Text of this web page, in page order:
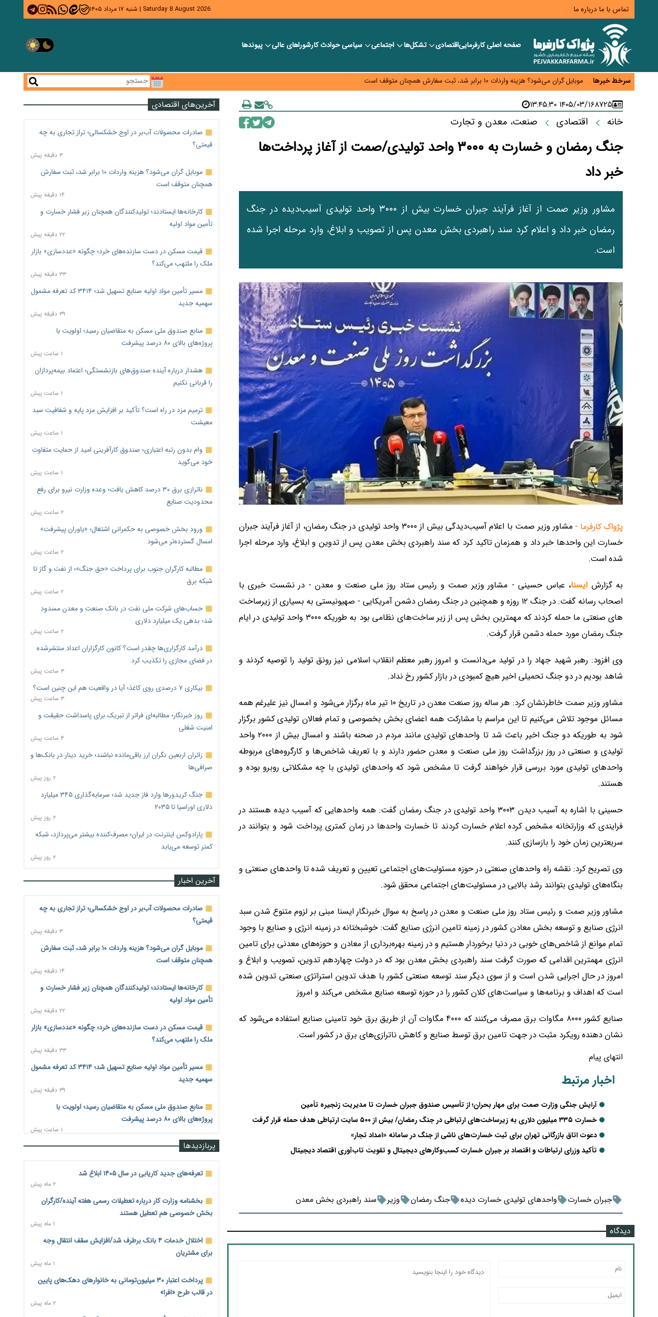
تماس با ما درباره ما Saturday 8 August 2026
| شنبه ۱۷ مرداد ۱۴۰۵
صفحه اصلیکارفرماییاقتصادی تشکل‌ها اجتماعی سیاسیحوادث کارشورا‎های عالی پیوندها
سرخط خبرها
صادرات محصولات آب‌بر در اوج خشکسالی؛ تراز تجاری به چه قیمتی؟
موبایل گران می‌شود؟ هزینه واردات ۱۰ برابر شد، ثبت سفارش همچنان متوقف است
کارخانه‌ها ایستادند؛ تولیدکنندگان همچنان زیر فشار خسارت و تأمین مواد اولیه
قیمت مسکن در دست سازنده‌های خرد؛ چگونه «عددسازی» بازار ملک را ملتهب می‌کند؟
مسیر تأمین مواد اولیه صنایع تسهیل شد؛ ۳۴۱۴ کد تعرفه مشمول سهمیه جدید
۸۷۲۵۱۴۰۵/۰۳/۱۶ ۱۳:۴۵:۳۰
خانه اقتصادی صنعت، معدن و تجارت
جنگ رمضان و خسارت به ۳۰۰۰ واحد تولیدی/صمت از آغاز پرداخت‌ها
خبر داد
مشاور وزیر صمت از آغاز فرآیند جبران خسارت بیش از ۳۰۰۰ واحد تولیدی آسیب‌دیده در جنگ
رمضان خبر داد و اعلام کرد سند راهبردی بخش معدن پس از تصویب و ابلاغ، وارد مرحله اجرا شده
است.
پژواک کارفرما -
مشاور وزیر صمت با اعلام آسیب‌دیدگی بیش از ۳۰۰۰ واحد تولیدی در جنگ رمضان، از آغاز فرآیند جبران
خسارت این واحدها خبر داد و همزمان تاکید کرد که سند راهبردی بخش معدن پس از تدوین و ابلاغ، وارد مرحله اجرا
شده است.
به گزارش ایسنا، عباس حسینی - مشاور وزیر صمت و رئیس ستاد روز ملی صنعت و معدن - در نشست خبری با
اصحاب رسانه گفت: در جنگ ۱۲ روزه و همچنین در جنگ رمضان دشمن آمریکایی - صهیونیستی به بسیاری از زیرساخت
های صنعتی ما حمله کردند که مهمترین بخش پس از زیر ساخت‌های نظامی بود به طوریکه ۳۰۰۰ واحد تولیدی در ایام
جنگ رمضان مورد حمله دشمن قرار گرفت.
وی افزود: رهبر شهید جهاد را در تولید می‌دانست و امروز رهبر معظم انقلاب اسلامی نیز رونق تولید را توصیه کردند و
شاهد بودیم در دو جنگ تحمیلی اخیر هیچ کمبودی در بازار کشور رخ نداد.
مشاور وزیر صمت خاطرنشان کرد: هر ساله روز صنعت معدن در تاریخ ۱۰ تیر ماه برگزار می‌شود و امسال نیز علیرغم همه
مسائل موجود تلاش می‌کنیم تا این مراسم با مشارکت همه اعضای بخش بخصوصی و تمام فعالان تولیدی کشور برگزار
شود به طوریکه دو جنگ اخیر باعث شد تا واحدهای تولیدی مانند مردم در صحنه باشند و امسال بیش از ۲۰۰۰ واحد
تولیدی و صنعتی در روز بزرگداشت روز ملی صنعت و معدن حضور دارند و با تعریف شاخص‌ها و کارگروه‌های مربوطه
واحدهای تولیدی مورد بررسی قرار خواهند گرفت تا مشخص شود که واحدهای تولیدی با چه مشکلاتی روبرو بوده و
هستند.
حسینی با اشاره به آسیب دیدن ۳۰۰۳ واحد تولیدی در جنگ رمضان گفت: همه واحدهایی که آسیب دیده هستند در
فرایندی که وزارتخانه مشخص کرده اعلام خسارت کردند تا خسارت واحدها در زمان کمتری پرداخت شود و بتوانند در
سریعترین زمان خود را بازسازی کنند.
وی تصریح کرد: نقشه راه واحدهای صنعتی در حوزه مسئولیت‌های اجتماعی تعیین و تعریف شده تا واحدهای صنعتی و
بنگاه‌های تولیدی بتوانند رشد بالایی در مسئولیت‌های اجتماعی محقق شود.
مشاور وزیر صمت و رئیس ستاد روز ملی صنعت و معدن در پاسخ به سوال خبرنگار ایسنا مبنی بر لزوم متنوع شدن سبد
انرژی صنایع و توسعه بخش معادن کشور در زمینه تامین انرژی صنایع گفت: خوشبختانه در زمینه انرژی و صنایع با وجود
تمام موانع از شاخص‌های خوبی در دنیا برخوردار هستیم و در زمینه بهره‌برداری از معادن و حوزه‌های معدنی برای تامین
انرژی مهمترین اقدامی که صورت گرفت سند راهبردی بخش معدن بود که در دولت چهاردهم تدوین، تصویب و ابلاغ و
امروز در حال اجرایی شدن است و از سوی دیگر سند توسعه صنعتی کشور با هدف تدوین استراتژی صنعتی تدوین شده
است که اهداف و برنامه‌ها و سیاست‌های کلان کشور را در حوزه توسعه صنایع مشخص می‌کند و امروز
صنایع کشور ۸۰۰۰ مگاوات برق مصرف می‌کنند که ۴۰۰۰ مگاوات آن از طریق برق خود تامینی صنایع استفاده می‌شود که
نشان دهنده رویکرد مثبت در جهت تامین برق توسط صنایع و کاهش ناترازی‌های برق در کشور است.
انتهای پیام
اخبار مرتبط
آرایش جنگی وزارت صمت برای مهار بحران؛ از تأسیس صندوق جبران خسارت تا مدیریت زنجیره تأمین
خسارت ۳۳۵ میلیون دلاری به زیرساخت‌های ارتباطی در جنگ رمضان/ بیش از ۵۰۰ سایت ارتباطی هدف حمله قرار گرفت
دعوت اتاق بازرگانی تهران برای ثبت خسارت‌های ناشی از جنگ در سامانه «امداد تجار»
تأکید وزرای ارتباطات و اقتصاد بر جبران خسارت کسب‌وکارهای دیجیتال و تقویت تاب‌آوری اقتصاد دیجیتال
جبران خسارت واحدهای تولیدی خسارت دیده جنگ رمضان وزیر سند راهبردی بخش معدن
دیدگاه
آخرین‌های اقتصادی
صادرات محصولات آب‌بر در اوج خشکسالی؛ تراز تجاری به چه
قیمتی؟
۳ دقیقه پیش
موبایل گران می‌شود؟ هزینه واردات ۱۰ برابر شد، ثبت سفارش
همچنان متوقف است
۱۴ دقیقه پیش
کارخانه‌ها ایستادند؛ تولیدکنندگان همچنان زیر فشار خسارت و
تأمین مواد اولیه
۲۲ دقیقه پیش
قیمت مسکن در دست سازنده‌های خرد؛ چگونه «عددسازی» بازار
ملک را ملتهب می‌کند؟
۳۳ دقیقه پیش
مسیر تأمین مواد اولیه صنایع تسهیل شد؛ ۳۴۱۴ کد تعرفه مشمول
سهمیه جدید
۳۹ دقیقه پیش
منابع صندوق ملی مسکن به متقاضیان رسید؛ اولویت با
پروژه‌های بالای ۸۰ درصد پیشرفت
۱ ساعت پیش
هشدار درباره آینده صندوق‌های بازنشستگی؛ اعتماد بیمه‌پردازان
را قربانی نکنیم
۱ ساعت پیش
ترمیم مزد در راه است؟ تأکید بر افزایش مزد پایه و شفافیت سبد
معیشت
۱ ساعت پیش
وام بدون رتبه اعتباری؛ صندوق کارآفرینی امید از حمایت متفاوت
خود می‌گوید
۱ ساعت پیش
ناترازی برق ۳۰ درصد کاهش یافت؛ وعده وزارت نیرو برای رفع
محدودیت صنایع
۲ ساعت پیش
ورود بخش خصوصی به حکمرانی اشتغال؛ «یاوران پیشرفت»
امسال گسترده‌تر می‌شود
۲ ساعت پیش
مطالبه کارگران جنوب برای پرداخت «حق جنگ»؛ از نفت و گاز تا
شبکه برق
۲ ساعت پیش
حساب‌های شرکت ملی نفت در بانک صنعت و معدن مسدود
شد؛ بدهی یک میلیارد دلاری
۲ ساعت پیش
درآمد کارگزاری‌ها چقدر است؟ کانون کارگزاران اعداد منتشرشده
در فضای مجازی را تکذیب کرد
۳ ساعت پیش
بیکاری ۷ درصدی روی کاغذ؛ آیا در واقعیت هم این چنین است؟
۳ ساعت پیش
روز خبرنگار؛ مطالبه‌ای فراتر از تبریک برای پاسداشت حقیقت و
امنیت شغلی
۴ ساعت پیش
زائران اربعین نگران ارز باقی‌مانده نباشند؛ خرید دینار در بانک‌ها و
صرافی‌ها
۲ روز پیش
جنگ کریدورها وارد فاز جدید شد؛ سرمایه‌گذاری ۳۴۵ میلیارد
دلاری اوراسیا تا ۲۰۳۵
۲ روز پیش
پارادوکس اینترنت در ایران؛ مصرف‌کننده بیشتر می‌پردازد، شبکه
کمتر توسعه می‌یابد
۲ روز پیش
آخرین اخبار
صادرات محصولات آب‌بر در اوج خشکسالی؛ تراز تجاری به چه
قیمتی؟
۳ دقیقه پیش
موبایل گران می‌شود؟ هزینه واردات ۱۰ برابر شد، ثبت سفارش
همچنان متوقف است
۱۴ دقیقه پیش
کارخانه‌ها ایستادند؛ تولیدکنندگان همچنان زیر فشار خسارت و
تأمین مواد اولیه
۲۲ دقیقه پیش
قیمت مسکن در دست سازنده‌های خرد؛ چگونه «عددسازی» بازار
ملک را ملتهب می‌کند؟
۳۳ دقیقه پیش
مسیر تأمین مواد اولیه صنایع تسهیل شد؛ ۳۴۱۴ کد تعرفه مشمول
سهمیه جدید
۳۹ دقیقه پیش
منابع صندوق ملی مسکن به متقاضیان رسید؛ اولویت با
پروژه‌های بالای ۸۰ درصد پیشرفت
۱ ساعت پیش
هشدار درباره آینده صندوق‌های بازنشستگی؛ اعتماد بیمه‌پردازان
ترمیم مزد در راه است؟ تأکید بر افزایش مزد پایه و شفافیت سبد
معیشت
وام بدون رتبه اعتباری؛ صندوق کارآفرینی امید از حمایت متفاوت
خود می‌گوید
ناترازی برق ۳۰ درصد کاهش یافت؛ وعده وزارت نیرو برای رفع
محدودیت صنایع
ورود بخش خصوصی به حکمرانی اشتغال؛ «یاوران پیشرفت»
پربازدیدها
تعرفه‌های جدید کاریابی در سال ۱۴۰۵ ابلاغ شد
۲ ماه پیش
بخشنامه وزارت کار درباره تعطیلات رسمی هفته آینده/کارگران
بخش خصوصی هم تعطیل هستند
۱ ماه پیش
اختلال خدمات ۴ بانک برطرف شد/افزایش سقف انتقال وجه
برای مشتریان
۱ ماه پیش
پرداخت اعتبار ۳۰ میلیون‌تومانی به خانوارهای دهک‌های پایین
در قالب طرح «افرا»
۲ ماه پیش